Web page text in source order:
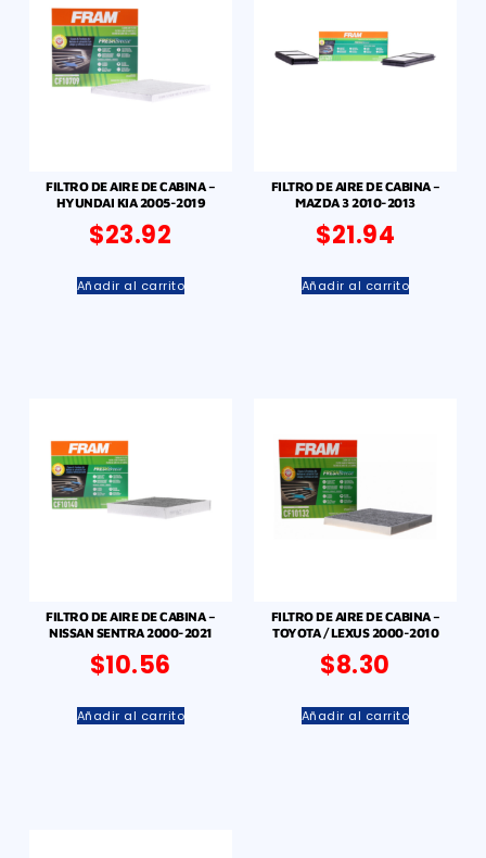
FILTRO DE AIRE DE CABINA –
HYUNDAI KIA 2005-2019
$23.92
Añadir al carrito
FILTRO DE AIRE DE CABINA –
MAZDA 3 2010-2013
$21.94
Añadir al carrito
FILTRO DE AIRE DE CABINA –
NISSAN SENTRA 2000-2021
$10.56
Añadir al carrito
FILTRO DE AIRE DE CABINA –
TOYOTA / LEXUS 2000-2010
$8.30
Añadir al carrito